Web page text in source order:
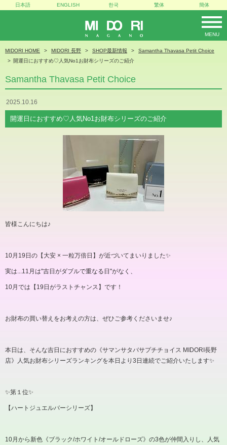
MIDORI
MENU
日本語 ENGLISH 한국 繁体 簡体
MIDORI HOME MIDORI 長野 SHOP最新情報
Samantha Thavasa Petit Choice
開運日におすすめ♡人気No1お財布シリーズのご紹介
Samantha Thavasa Petit Choice
2025.10.16
開運日におすすめ♡人気No1お財布シリーズのご紹介
皆様こんにちは♪
10月 19 日の【大安 × 一粒万倍日】が近づいてまいりました✨
実は...11 月は"吉日がダブルで重なる日 "がなく、
10月では【 19 日がラストチャンス】です！
お財布の買い替えをお考えの方は、ぜひご参考くださいませ♪
本日は、そんな吉日におすすめの《サマンサタバサプチチョイス MIDORI 長野
店》人気お財布シリーズランキングを本日より 3 日連続でご紹介いたします✨
✨第１位✨
【ハートジュエルバーシリーズ】
10月から新色《ブラック/ホワイト /オールドローズ》の3色が仲間入りし、人気